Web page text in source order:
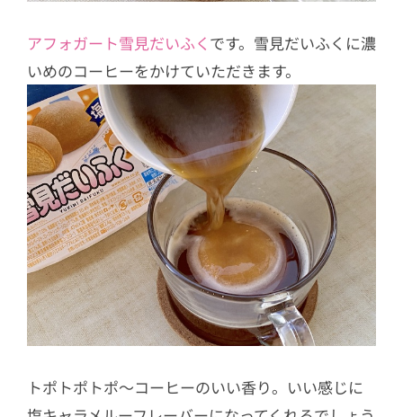
アフォガート雪見だいふく です。雪見だいふくに濃
いめのコーヒーをかけていただきます。
トポトポトポ〜コーヒーのいい香り。いい感じに